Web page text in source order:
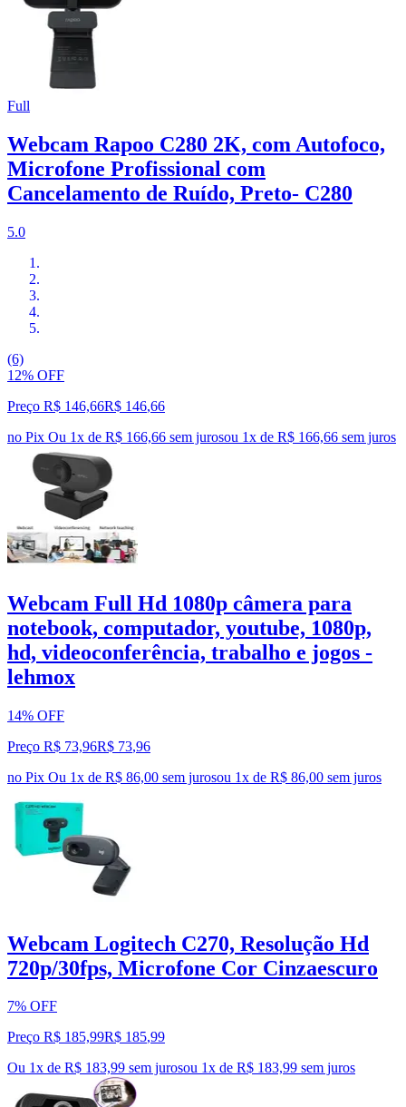
Full
Webcam Rapoo C280 2K, com Autofoco,
Microfone Profissional com
Cancelamento de Ruído, Preto- C280
5.0
(6)
12% OFF
Preço R$ 146,66R$ 146,66
no Pix Ou 1x de R$ 166,66 sem jurosou 1x de R$ 166,66 sem juros
Webcam Full Hd 1080p câmera para
notebook, computador, youtube, 1080p,
hd, videoconferência, trabalho e jogos -
lehmox
14% OFF
Preço R$ 73,96R$ 73,96
no Pix Ou 1x de R$ 86,00 sem jurosou 1x de R$ 86,00 sem juros
Webcam Logitech C270, Resolução Hd
720p/30fps, Microfone Cor Cinzaescuro
7% OFF
Preço R$ 185,99R$ 185,99
Ou 1x de R$ 183,99 sem jurosou 1x de R$ 183,99 sem juros